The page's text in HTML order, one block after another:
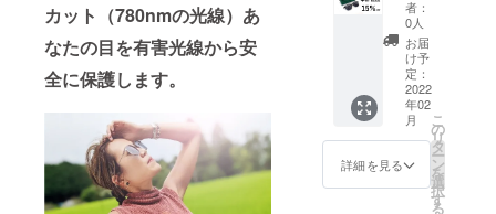
カット（780nmの光線） あ
なたの目を有害光線から安
全に保護します。
ないか
ご確認
くださ
い。 ※
製造状
況によ
り出荷
時期が
遅れる
場合、
レン
ズ：ブ
ラウ
ン） ■
ハード
ケース
× 1 ■レ
ザー
ケース
ラッ
ク》
【15％
OFF】
定価
19,500
円 →
16,500
円
（税・
者：
0人
お届
け予
定：
2022
年02
月
詳細を見る
こ
の
リ
タ
ー
ン
を
選
択
す
る